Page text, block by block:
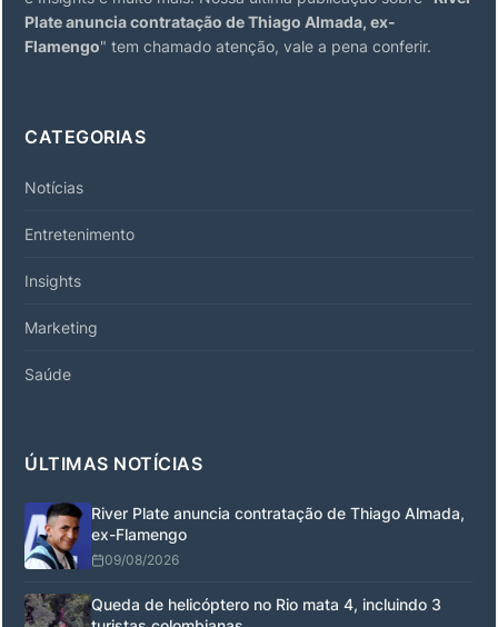
Plate anuncia contratação de Thiago Almada, ex-
Flamengo" tem chamado atenção, vale a pena conferir.
CATEGORIAS
Notícias
Entretenimento
Insights
Marketing
Saúde
ÚLTIMAS NOTÍCIAS
River Plate anuncia contratação de Thiago Almada,
ex-Flamengo
09/08/2026
Queda de helicóptero no Rio mata 4, incluindo 3